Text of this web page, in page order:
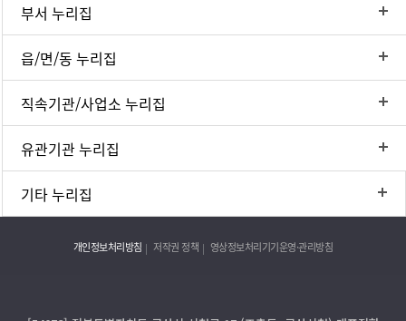
부서 누리집
읍/면/동 누리집
직속기관/사업소 누리집
유관기관 누리집
기타 누리집
개인정보처리방침 저작권 정책 영상정보처리기기운영·관리방침